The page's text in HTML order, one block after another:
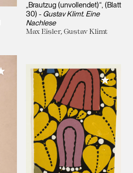
„Brautzug (unvollendet)“, (Blatt
30) - Gustav Klimt. Eine
Nachlese
Max Eisler, Gustav Klimt
Meiner Sammlung hinzufügen
Meiner